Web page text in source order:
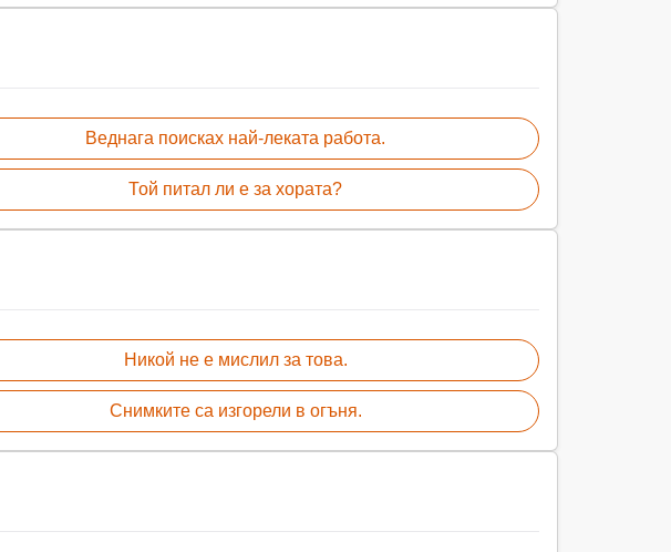
Веднага поисках най-леката работа.
Той питал ли е за хората?
Никой не е мислил за това.
Снимките са изгорели в огъня.